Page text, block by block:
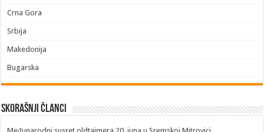
Crna Gora
Srbija
Makedonija
Bugarska
Skorašnji članci